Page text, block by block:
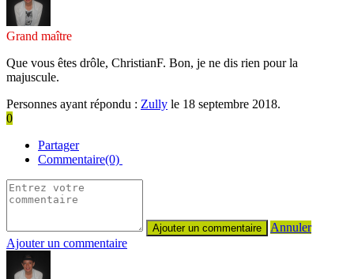
Grand maître
Que vous êtes drôle, ChristianF. Bon, je ne dis rien pour la
majuscule.
Personnes ayant répondu : Zully le 18 septembre 2018.
0
Partager
Commentaire(0)
Annuler
Ajouter un commentaire